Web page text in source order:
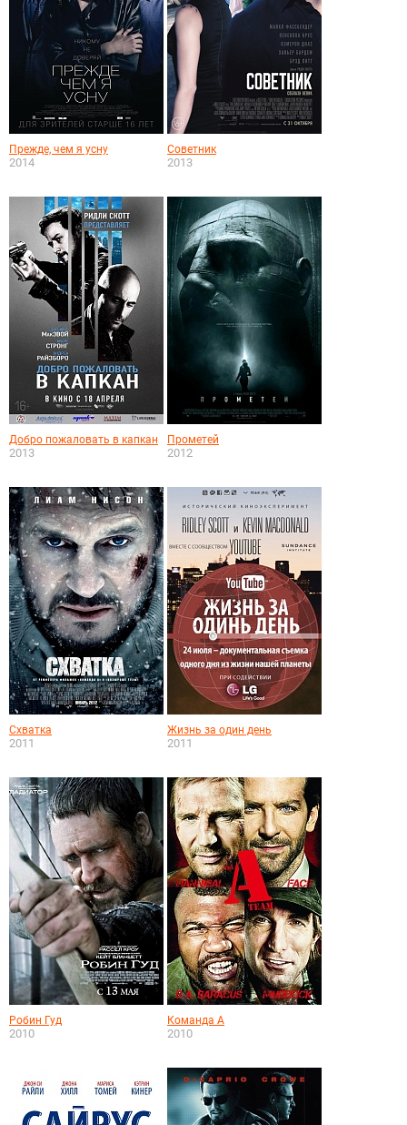
Прежде, чем я усну
2014
Советник
2013
Добро пожаловать в капкан
2013
Прометей
2012
Схватка
2011
Жизнь за один день
2011
Робин Гуд
2010
Команда А
2010